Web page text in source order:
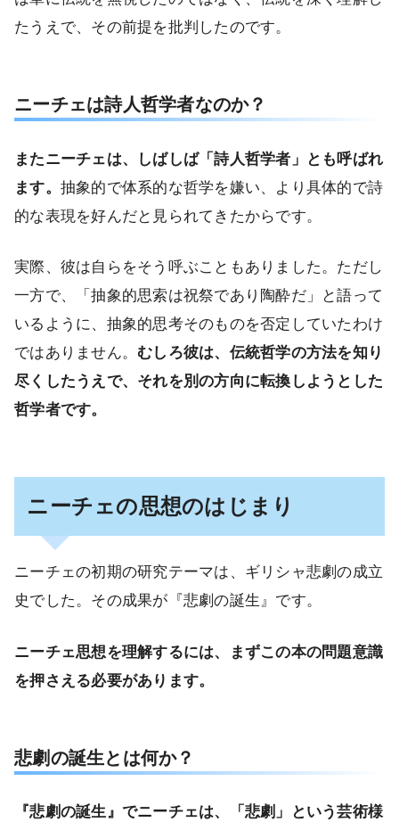
たうえで、その前提を批判したのです。
ニーチェは詩人哲学者なのか？
またニーチェは、しばしば「詩人哲学者」とも呼ばれ
ます。 抽象的で体系的な哲学を嫌い、より具体的で詩
的な表現を好んだと見られてきたからです。
実際、彼は自らをそう呼ぶこともありました。ただし
一方で、「抽象的思索は祝祭であり陶酔だ」と語って
いるように、抽象的思考そのものを否定していたわけ
ではありません。 むしろ彼は、伝統哲学の方法を知り
尽くしたうえで、それを別の方向に転換しようとした
哲学者です。
ニーチェの思想のはじまり
ニーチェの初期の研究テーマは、ギリシャ悲劇の成立
史でした。その成果が『悲劇の誕生』です。
ニーチェ思想を理解するには、まずこの本の問題意識
を押さえる必要があります。
悲劇の誕生とは何か？
『悲劇の誕生』でニーチェは、「悲劇」という芸術様